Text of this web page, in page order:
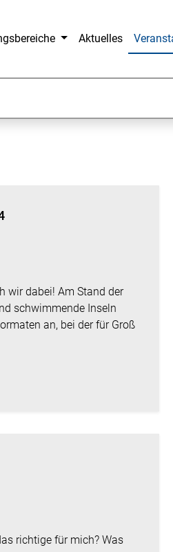
Aktuelles
wir dabei! Am Stand der
schwimmende Inseln
an, bei der für Groß
richtige für mich? Was